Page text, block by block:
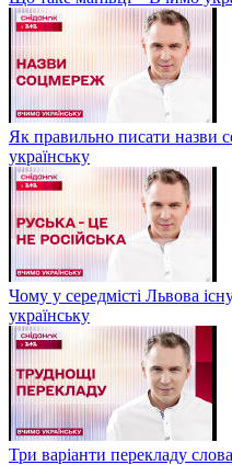
Як правильно писати назви
українську
Чому у середмісті Львова
українську
Три варіанти перекладу